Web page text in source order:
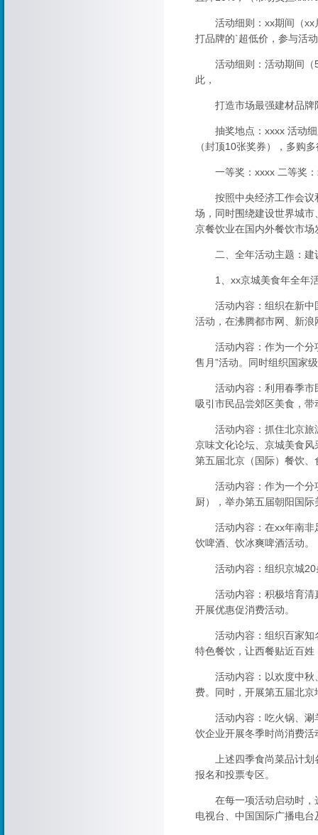
活动细则：xx期间（xx月
打品牌的`超低价，参与活
活动细则：活动期间（5
此，
打造市场最强建材品牌
抽奖地点：xxxx 活动细
（封顶10张奖券），多购
一等奖：xxxx 二等奖：
按照中央经济工作会议和
场，同时围绕建设世界城
京餐饮业在国内外餐饮市场
二、全年活动主题：建
1、xx京城美食年全年活
活动内容：组织在新中国
活动，在沸腾都市网、新
活动内容：作为一个分项
售月”活动。同时组织国家
活动内容：利用春季市民
吸引市民品尝郊区美食，带
活动内容：抓住北京旅游
京味文化论坛、京城美食风
第五届北京（国际）餐饮、
活动内容：作为一个分项
厨），举办第五届朝阳国
活动内容：在xx年南非足
饮啤酒、饮冰爽啤酒活动。
活动内容：组织京城20
活动内容：积极培育清真
开展优惠促消费活动。
活动内容：组织百家知名
特色餐饮，让西餐贴近百
活动内容：以欢度中秋
费。同时，开展第五届北
活动内容：吃火锅、涮羊
饮企业开展冬季时尚消费活
上述四季食尚菜品计划
报名和投票专区。
在每一项活动启动时，选
电视台、中国国际广播电